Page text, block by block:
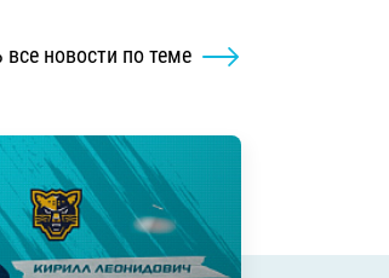
все новости по теме